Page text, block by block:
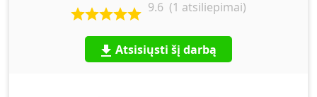
9.6 (1 atsiliepimai)
Atsisiųsti šį darbą